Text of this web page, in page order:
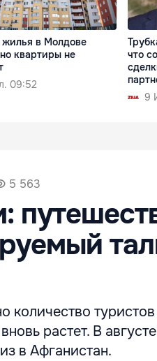
в Молдове
квартиры не
09:52
что
9
5 563
количество
растет. В
в Афганистан.